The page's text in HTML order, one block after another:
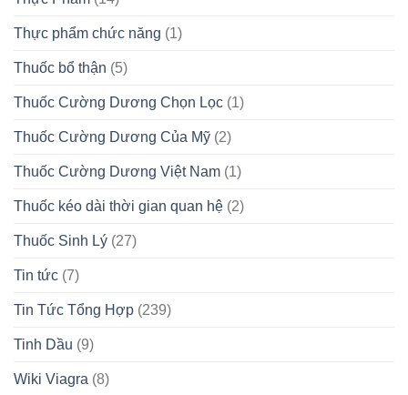
Thực phẩm chức năng (1)
Thuốc bổ thận (5)
Thuốc Cường Dương Chọn Lọc (1)
Thuốc Cường Dương Của Mỹ (2)
Thuốc Cường Dương Việt Nam (1)
Thuốc kéo dài thời gian quan hệ (2)
Thuốc Sinh Lý (27)
Tin tức (7)
Tin Tức Tổng Hợp (239)
Tinh Dầu (9)
Wiki Viagra (8)